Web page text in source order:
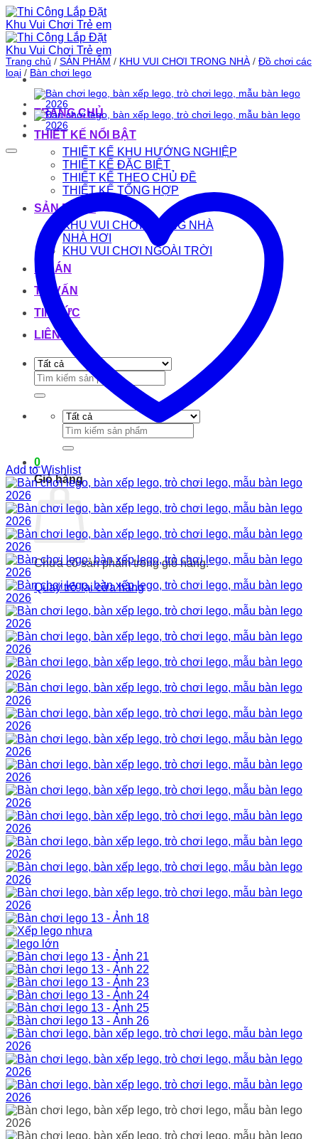
Bỏ
qua
nội
dung
TRANG CHỦ
THIẾT KẾ NỔI BẬT
THIẾT KẾ KHU HƯỚNG NGHIỆP
THIẾT KẾ ĐẶC BIỆT
THIẾT KẾ THEO CHỦ ĐỀ
THIẾT KẾ TỔNG HỢP
SẢN PHẨM
KHU VUI CHƠI TRONG NHÀ
NHÀ HƠI
KHU VUI CHƠI NGOÀI TRỜI
DỰ ÁN
TƯ VẤN
TIN TỨC
LIÊN HỆ
Tìm
kiếm:
Tìm
kiếm:
0
Giỏ hàng
Chưa có sản phẩm trong giỏ hàng.
Quay trở lại cửa hàng
Trang chủ / SẢN PHẨM / KHU VUI CHƠI TRONG NHÀ / Đồ chơi các
loại / Bàn chơi lego
Add to Wishlist